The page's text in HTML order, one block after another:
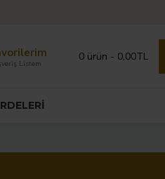
Listem
0 ürün - 0,00TL